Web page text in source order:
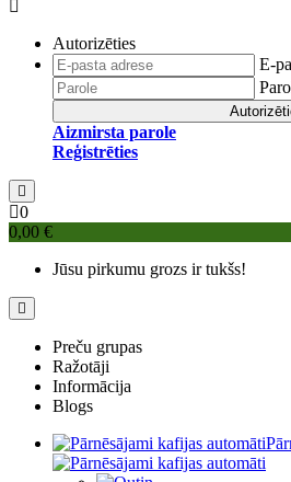
Autorizēties
E-
Aizmirsta parole
Reģistrēties
0
0,00 €
Jūsu pirkumu grozs ir tukšs!
Preču grupas
Ražotāji
Informācija
Blogs